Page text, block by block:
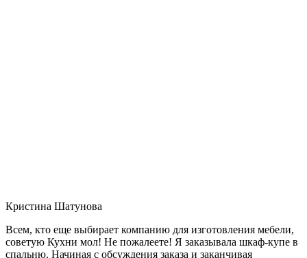
Кристина Шатунова
Всем, кто еще выбирает компанию для изготовления мебели,
советую Кухни мол! Не пожалеете! Я заказывала шкаф-купе в
спальню. Начиная с обсуждения заказа и заканчивая